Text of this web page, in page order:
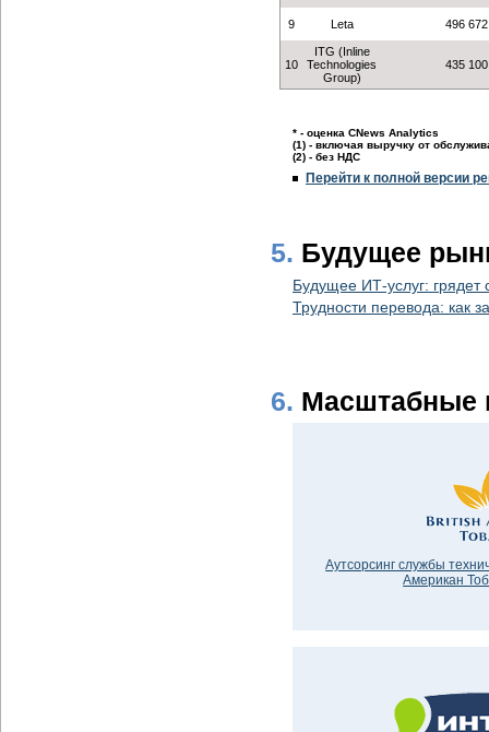
9 Leta 496 672
10
ITG (Inline
Technologies
Group)
435 100
* - оценка CNews Analytics
(1) - включая выручку от
(2) - без НДС
Перейти к полной версии
5. Будущее
Будущее ИТ-услуг: грядет
Трудности перевода: как
6. Масштабные
Аутсорсинг службы
Американ